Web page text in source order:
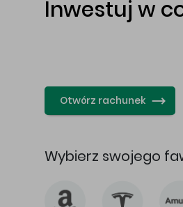
Inwestuj w
Otwórz rachunek
Wybierz swojego